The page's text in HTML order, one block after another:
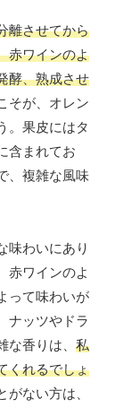
離させてから
赤ワインのよ
酵、熟成させ
そが、オレン
。果皮にはタ
含まれてお
、複雑な風味
味わいにあり
赤ワインのよ
って味わいが
ナッツやドラ
香りは、 私
くれるでしょ
がない方は、